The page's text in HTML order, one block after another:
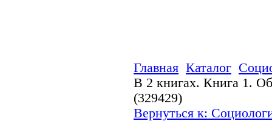
Главная Каталог
В 2 книгах. Книга 1.
(329429)
Вернуться к: